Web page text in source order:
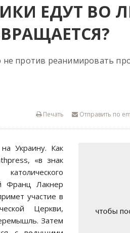
ЕДУТ ВО
не против реанимировать
Отправить по
Печать
Украину. Как
«в знак
Франц Лакнер
участие в
Церкви,
Затем